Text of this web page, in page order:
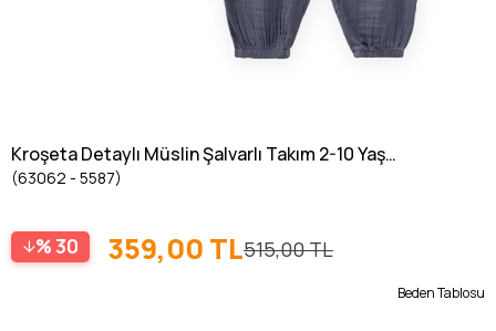
Kroşeta Detaylı Müslin Şalvarlı Takım 2-10 Yaş
Sundres
(63062 - 5587)
30 515,00 TL
359,00 TL
Beden Tablosu